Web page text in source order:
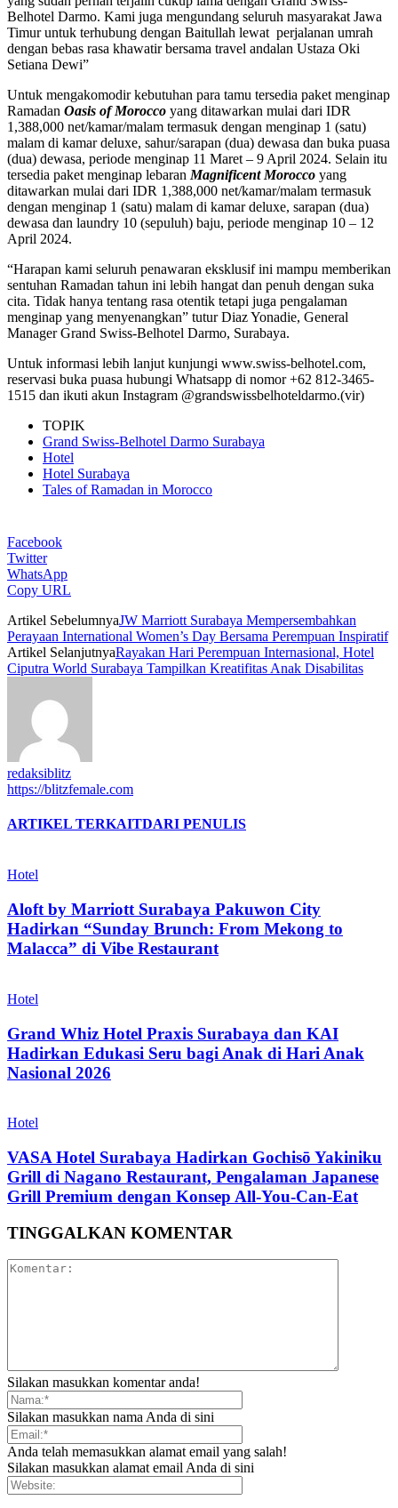
Belhotel Darmo. Kami juga mengundang seluruh masyarakat Jawa
Timur untuk terhubung dengan Baitullah lewat perjalanan umrah
dengan bebas rasa khawatir bersama travel andalan Ustaza Oki
Setiana Dewi”
Untuk mengakomodir kebutuhan para tamu tersedia paket menginap
Ramadan Oasis of Morocco yang ditawarkan mulai dari IDR
1,388,000 net/kamar/malam termasuk dengan menginap 1 (satu)
malam di kamar deluxe, sahur/sarapan (dua) dewasa dan buka puasa
(dua) dewasa, periode menginap 11 Maret – 9 April 2024. Selain itu
tersedia paket menginap lebaran Magnificent Morocco yang
ditawarkan mulai dari IDR 1,388,000 net/kamar/malam termasuk
dengan menginap 1 (satu) malam di kamar deluxe, sarapan (dua)
dewasa dan laundry 10 (sepuluh) baju, periode menginap 10 – 12
April 2024.
“Harapan kami seluruh penawaran eksklusif ini mampu memberikan
sentuhan Ramadan tahun ini lebih hangat dan penuh dengan suka
cita. Tidak hanya tentang rasa otentik tetapi juga pengalaman
menginap yang menyenangkan” tutur Diaz Yonadie, General
Manager Grand Swiss-Belhotel Darmo, Surabaya.
Untuk informasi lebih lanjut kunjungi www.swiss-belhotel.com,
reservasi buka puasa hubungi Whatsapp di nomor +62 812-3465-
1515 dan ikuti akun Instagram @grandswissbelhoteldarmo.(vir)
TOPIK
Grand Swiss-Belhotel Darmo Surabaya
Hotel
Hotel Surabaya
Tales of Ramadan in Morocco
Facebook
Twitter
WhatsApp
Copy URL
Artikel SebelumnyaJW Marriott Surabaya Mempersembahkan
Perayaan International Women’s Day Bersama Perempuan Inspiratif
Artikel SelanjutnyaRayakan Hari Perempuan Internasional, Hotel
Ciputra World Surabaya Tampilkan Kreatifitas Anak Disabilitas
redaksiblitz
https://blitzfemale.com
ARTIKEL TERKAITDARI PENULIS
Hotel
Aloft by Marriott Surabaya Pakuwon City
Hadirkan “Sunday Brunch: From Mekong to
Malacca” di Vibe Restaurant
Hotel
Grand Whiz Hotel Praxis Surabaya dan KAI
Hadirkan Edukasi Seru bagi Anak di Hari Anak
Nasional 2026
Hotel
VASA Hotel Surabaya Hadirkan Gochisō Yakiniku
Grill di Nagano Restaurant, Pengalaman Japanese
Grill Premium dengan Konsep All-You-Can-Eat
TINGGALKAN KOMENTAR
Silakan masukkan komentar anda!
Silakan masukkan nama Anda di sini
Anda telah memasukkan alamat email yang salah!
Silakan masukkan alamat email Anda di sini